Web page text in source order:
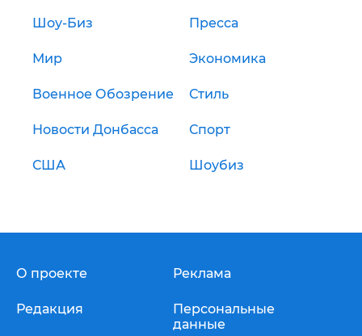
Шоу-Биз Пресса
Мир Экономика
Военное Обозрение Стиль
Новости Донбасса Спорт
США Шоубиз
О проекте
Редакция
Реклама
Персональные
данные